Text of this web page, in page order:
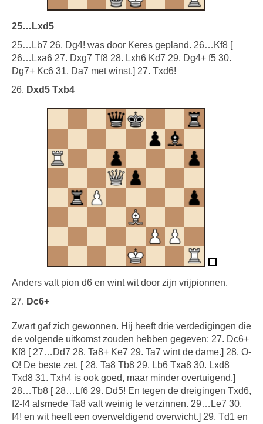
25…Lxd5
25…Lb7 26. Dg4! was door Keres gepland. 26…Kf8 [
26…Lxa6 27. Dxg7 Tf8 28. Lxh6 Kd7 29. Dg4+ f5 30.
Dg7+ Kc6 31. Da7 met winst.] 27. Txd6!
Dxd5 Txb4
Anders valt pion d6 en wint wit door zijn vrijpionnen.
Dc6+
Zwart gaf zich gewonnen. Hij heeft drie verdedigingen die
de volgende uitkomst zouden hebben gegeven: 27. Dc6+
Kf8 [ 27…Dd7 28. Ta8+ Ke7 29. Ta7 wint de dame.] 28. O-
O! De beste zet. [ 28. Ta8 Tb8 29. Lb6 Txa8 30. Lxd8
Txd8 31. Txh4 is ook goed, maar minder overtuigend.]
28…Tb8 [ 28…Lf6 29. Dd5! En tegen de dreigingen Txd6,
f2-f4 alsmede Ta8 valt weinig te verzinnen. 29…Le7 30.
f4! en wit heeft een overweldigend overwicht.] 29. Td1 en